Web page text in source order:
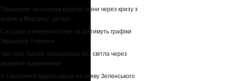
Президент анонсував кадрові зміни через кризу з
водою в Марганці: деталі
Ситуація в енергосистемі: чи діятимуть графіки
Укренерго 7 серпня
Частина Львова залишилась без світла через
аварійне відключення
У Єврокомісії відреагували на заяву Зеленського